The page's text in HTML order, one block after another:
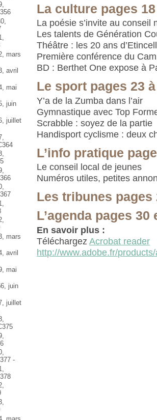
mars
avril
mai
juin
juillet
mars
avril
mai
juin
juillet
-
La culture pages
La poésie s’invite au conseil
Les talents de Génération
Théâtre : les 20 ans
Première conférence du
BD : Berthet One expose à
Le sport pages 23
Y’a de la Zumba dans l’air
Gymnastique avec Top
Scrabble : soyez de la partie
Handisport cyclisme : deux
L’info pratique
Le conseil local de jeunes
Numéros utiles, petites
Les tribunes pages
L’agenda pages 30
En savoir plus :
TéléchargezAcrobat reader
http://www.adobe.fr/